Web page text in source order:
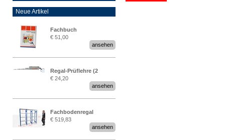
Neue Artikel
Fachbuch
„Regalprüfung nach DIN
€ 51,00
ansehen
Regal-Prüflehre (2
Stück)
€ 24,20
ansehen
Fachbodenregal
Stecksystem MultiPlus
2,25 Meter breit
€ 519,83
ansehen